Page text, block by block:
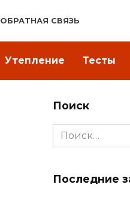
ОБРАТНАЯ СВЯЗЬ
Утепление Тесты
Поиск
Search
for:
Последние